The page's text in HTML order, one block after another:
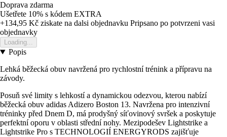
Doprava zdarma
Ušetřete 10% s kódem EXTRA
+134,95 Kč ziskate na dalsi objednavku Pripsano po potvrzeni vasi
objednavky
Loading...
Popis
Lehká běžecká obuv navržená pro rychlostní trénink a přípravu na
závody.
Posuň své limity s lehkostí a dynamickou odezvou, kterou nabízí
běžecká obuv adidas Adizero Boston 13. Navržena pro intenzivní
tréninky před Dnem D, má prodyšný síťovinový svršek a poskytuje
perfektní oporu v oblasti střední nohy. Mezipodešev Lightstrike a
Lightstrike Pro s TECHNOLOGIÍ ENERGYRODS zajišťuje